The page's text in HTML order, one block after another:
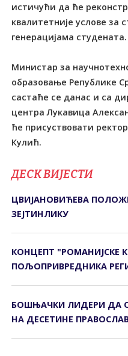
истичући да ће
квалитетније услове за
генерацијама студената.
Министар за
образовање Републике
састаће се данас и са
центра Лукавица
ће присуствовати
Кулић.
ДЕСК ВИЈЕСТИ
ЦВИЈАНОВИЋЕВА
ЗЕЈТИНЛИКУ
КОНЦЕПТ "РОМАНИЈСКЕ
ПОЉОПРИВРЕДНИКА
БОШЊАЧКИ ЛИДЕРИ ДА
НА ДЕСЕТИНЕ